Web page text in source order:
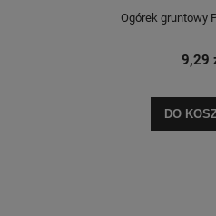
Ogórek gruntowy
9,29
DO